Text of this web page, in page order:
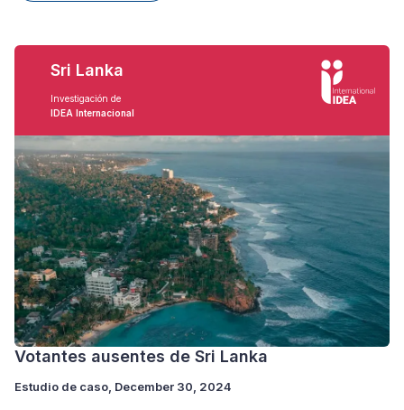
Sri Lanka
Investigación de
IDEA Internacional
Votantes ausentes de Sri Lanka
Estudio de caso , December 30, 2024